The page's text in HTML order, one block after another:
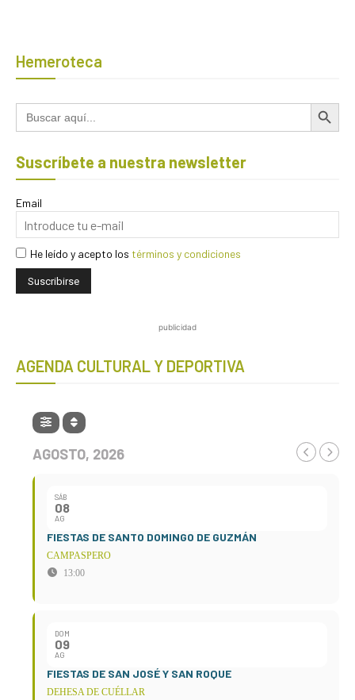
Hemeroteca
Buscar: Botón de
Suscríbete a nuestra newsletter
Email
He leído y acepto los términos y condiciones
publicidad
AGENDA CULTURAL Y DEPORTIVA
AGOSTO, 2026
SÁB
08
AG
FIESTAS DE SANTO DOMINGO DE GUZMÁN
CAMPASPERO
13:00
DOM
09
AG
FIESTAS DE SAN JOSÉ Y SAN ROQUE
DEHESA DE CUÉLLAR